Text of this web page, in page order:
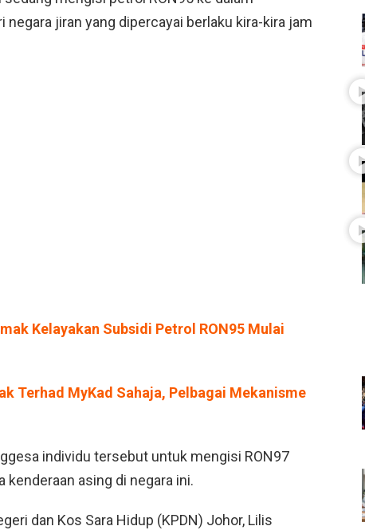
jiran yang dipercayai berlaku kira-kira jam
Kelayakan Subsidi Petrol RON95 Mulai
Terhad MyKad Sahaja, Pelbagai Mekanisme
individu tersebut untuk mengisi RON97
kenderaan asing di negara ini.
dan Kos Sara Hidup (KPDN) Johor, Lilis